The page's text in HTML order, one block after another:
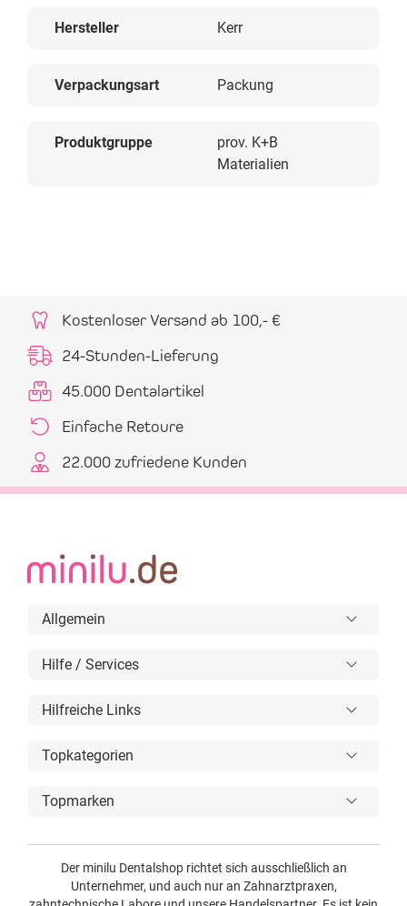
Hersteller Kerr
Verpackungsart Packung
Produktgruppe
prov. K+B
Materialien
Kostenloser Versand ab 100,- €
24-Stunden-Lieferung
45.000 Dentalartikel
Einfache Retoure
22.000 zufriedene Kunden
Allgemein
Hilfe / Services
Hilfreiche Links
Topkategorien
Topmarken
Der minilu Dentalshop richtet sich ausschließlich an
Unternehmer, und auch nur an Zahnarztpraxen,